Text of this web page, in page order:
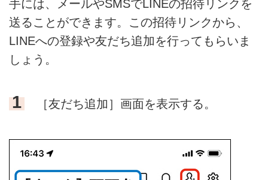
手には、メールやSMSでLINEの招待リンクを
送ることができます。この招待リンクから、
LINEへの登録や友だち追加を行ってもらいま
しょう。
1 ［友だち追加］画面を表示する。